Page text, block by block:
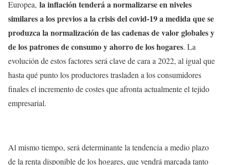
Europea, la inflación tenderá a normalizarse en niveles
similares a los previos a la crisis del covid-19 a medida que se
produzca la normalización de las cadenas de valor globales y
de los patrones de consumo y ahorro de los hogares. La
evolución de estos factores será clave de cara a 2022, al igual que
hasta qué punto los productores trasladen a los consumidores
finales el incremento de costes que afronta actualmente el tejido
empresarial.
Al mismo tiempo, será determinante la tendencia a medio plazo
de la renta disponible de los hogares, que vendrá marcada tanto